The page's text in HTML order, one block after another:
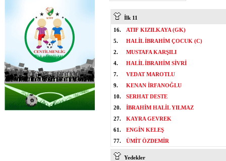
İlk 11
16.
ATIF KIZILKAYA (GK)
5.
HALİL İBRAHİM ÇOCUK (C)
2.
MUSTAFA KARŞILI
4.
HALİL İBRAHİM SİVRİ
7.
VEDAT MAROTLU
9.
KENAN İRFANOĞLU
10.
SERHAT DESTE
20.
İBRAHİM HALİL YILMAZ
27.
KAYRA GEVREK
61.
ENGİN KELEŞ
77.
ÜMİT ÖZDEMİR
Yedekler